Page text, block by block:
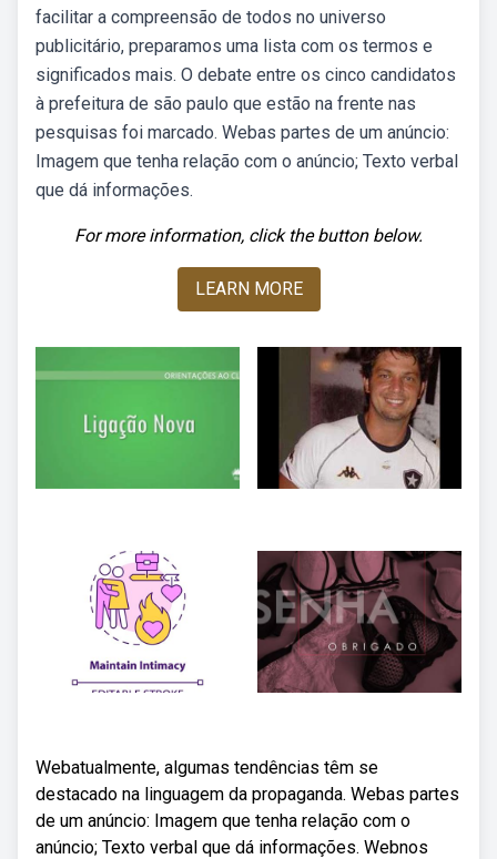
facilitar a compreensão de todos no universo
publicitário, preparamos uma lista com os termos e
significados mais. O debate entre os cinco candidatos
à prefeitura de são paulo que estão na frente nas
pesquisas foi marcado. Webas partes de um anúncio:
Imagem que tenha relação com o anúncio; Texto verbal
que dá informações.
For more information, click the button below.
LEARN MORE
Webatualmente, algumas tendências têm se
destacado na linguagem da propaganda. Webas partes
de um anúncio: Imagem que tenha relação com o
anúncio; Texto verbal que dá informações. Webnos